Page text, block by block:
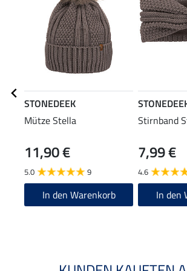
STONEDEEK
Mütze Stella
11,90 €
5.0 9
In den Warenkorb
Stirnband
7,99 €
4.6
In den